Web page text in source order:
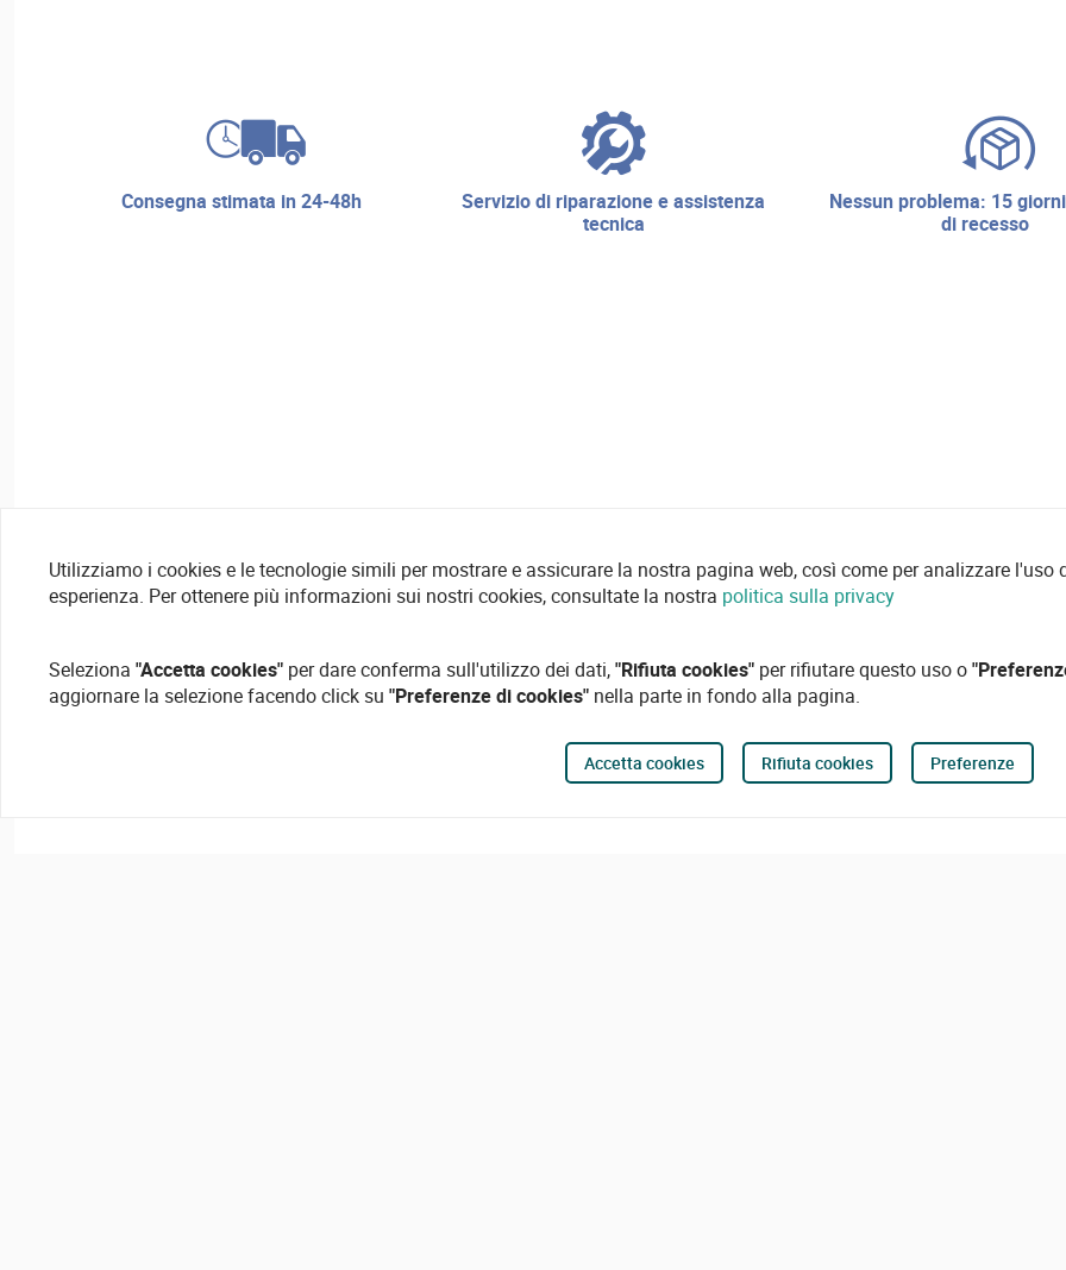
consegna stimata in 24-48h
servizio di riparazione e assistenza
tecnica
nessun problema: 15 giorni di diritto
di recesso
Utilizziamo i cookies e le tecnologie simili per mostrare e assicurare la nostra pagina web, così come per analizzare
esperienza. Per ottenere più informazioni sui nostri cookies, consultate la nostra politica sulla privacy
Seleziona "Accetta cookies" per dare conferma sull'utilizzo dei dati,"Rifiuta cookies" per rifiutare questo uso o
aggiornare la selezione facendo click su "Preferenze di cookies" nella parte in fondo alla pagina.
Accetta cookies Rifiuta cookies Preferenze